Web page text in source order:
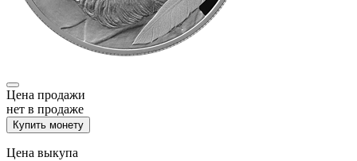
Цена продажи
нет в продаже
Купить монету
Цена выкупа